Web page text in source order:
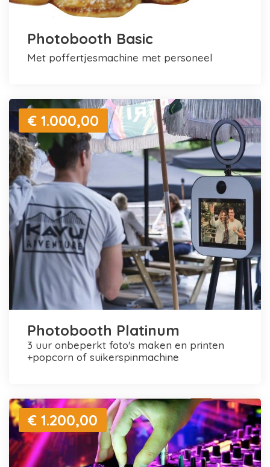
Photobooth Basic
met poffertjesmachine met personeel
€ 1.000,00
Photobooth Platinum
3 uur onbeperkt foto's maken en printen
+popcorn of suikerspinmachine
€ 1.200,00